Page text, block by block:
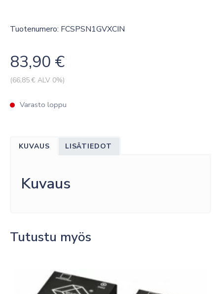
Tuotenumero: FCSPSN1GVXCIN
83,90 €
(66,85€ ALV 0%)
Varasto loppu
KUVAUS LISÄTIEDOT
Kuvaus
Tutustu myös